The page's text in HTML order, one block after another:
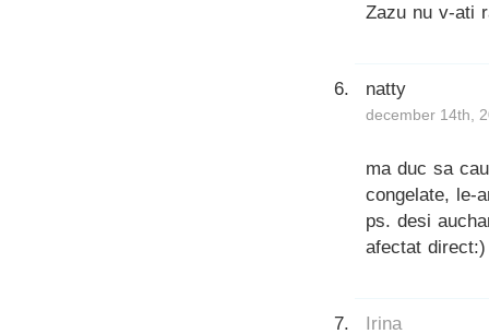
Zazu nu v-ati
natty
december 14th,
ma duc sa
congelate, le-
ps. desi
afectat direct:)
Irina